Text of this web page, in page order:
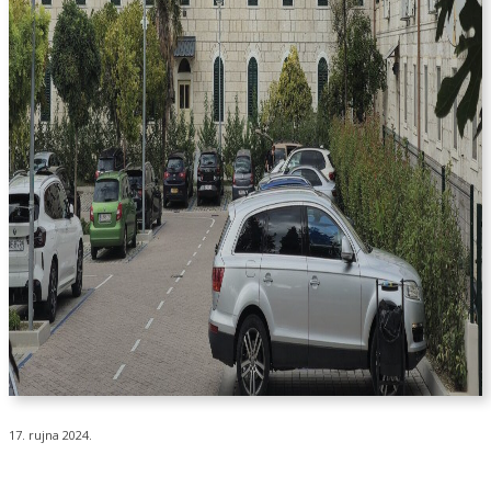
17. rujna 2024.